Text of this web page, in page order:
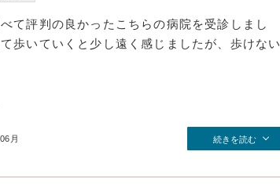
て評判の良かったこちらの病院を受診しまし
歩いていくと少し遠く感じましたが、歩けない
月 続きを読む